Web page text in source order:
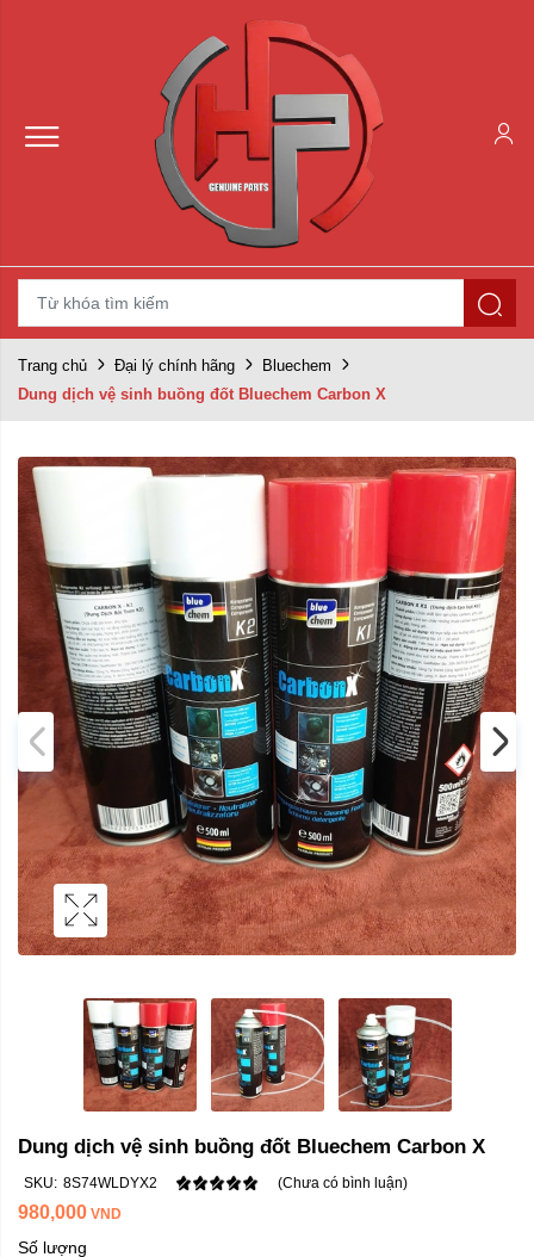
Trang chủ Đại lý chính hãng
Bluechem
Dung dịch vệ sinh buồng đốt Bluechem Carbon X
Dung dịch vệ sinh buồng đốt Bluechem Carbon X
SKU: 8S74WLDYX2 (Chưa có bình luận)
980,000 VND
Số lượng